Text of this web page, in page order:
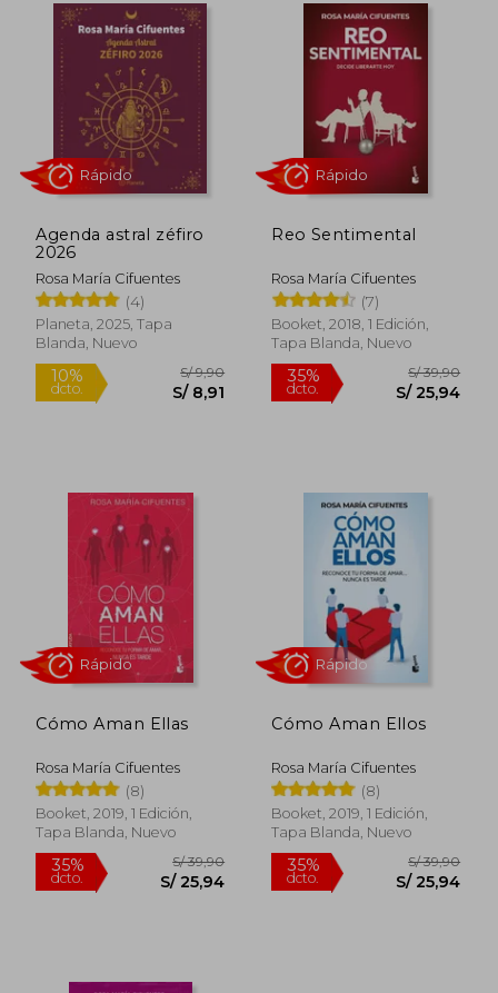
Agenda astral zéfiro
2026
Rosa María Cifuentes
(4)
Planeta, 2025, Tapa
Blanda, Nuevo
10%
dcto.
Rápido
Reo Sentimental
Rosa María Cifuentes
(7)
Booket, 2018, 1 Edición,
Tapa Blanda, Nuevo
35%
dcto.
Rápido
Cómo Aman Ellas
Rosa María Cifuentes
(8)
Booket, 2019, 1 Edición,
Tapa Blanda, Nuevo
Rápido
Cómo Aman Ellos
Rosa María Cifuentes
(8)
Booket, 2019, 1 Edición,
Tapa Blanda, Nuevo